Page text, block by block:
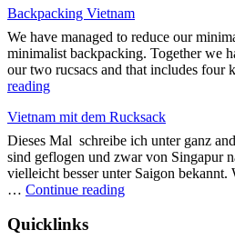
Backpacking Vietnam
We have managed to reduce our
minimalist backpacking. Together we
our two rucsacs and that includes
reading"Backpacking
Vietnam mit dem Rucksack
Dieses Mal schreibe ich unter ganz
sind geflogen und zwar von Singapur
vielleicht besser unter Saigon
… Continue reading"Vietnam
Quicklinks